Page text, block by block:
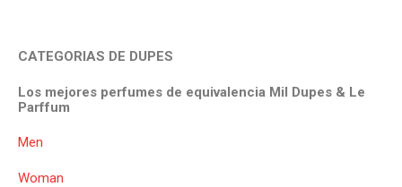
CATEGORIAS DE DUPES
Los mejores perfumes de equivalencia Mil Dupes & Le
Parffum
Men
Woman